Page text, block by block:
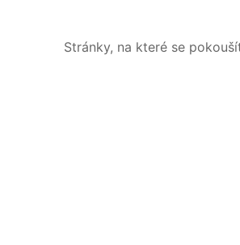
Stránky, na které se